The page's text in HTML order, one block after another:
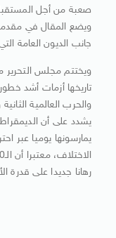
صعبة من أجل
ويضع المقال في مقدمة
جانب الديون العامة
ويختتم مجلس التحرير
تاريخها أزمات أشد
والحرب العالمية
يشدد على أن
يمارسونها يوميا عبر
رهانا جديدا على قدرة